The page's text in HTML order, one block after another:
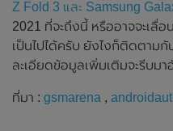
Z Fold 3 และ Samsung
2021 ที่จะถึงนี้ หรืออาจจะเลื่
เป็นไปได้ครับ ยังไงก็ติดตามกั
ละเอียดข้อมูลเพิ่มเติมจะรีบม
ที่มา : gsmarena ,